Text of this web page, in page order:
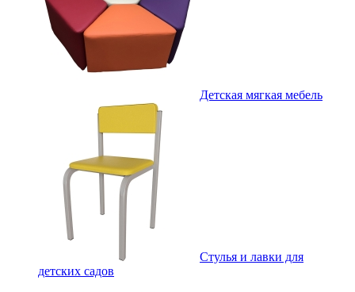
Детская мягкая мебель
Стулья и лавки для
детских садов